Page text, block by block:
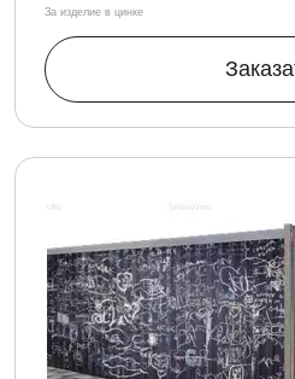
За изделие в цинке